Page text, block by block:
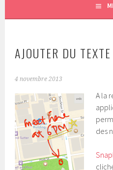
AJOUTER DU
4 novembre 2013
A la
des